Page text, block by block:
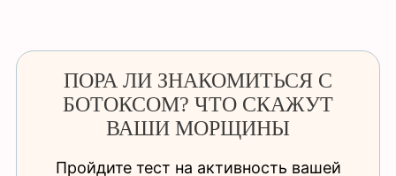
ПОРА ЛИ ЗНАКОМИТЬСЯ С
БОТОКСОМ? ЧТО СКАЖУТ
ВАШИ МОРЩИНЫ
Пройдите тест на активность вашей